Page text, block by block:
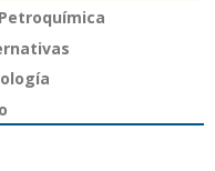
Petroquímica